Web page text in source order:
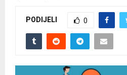
Y
PODIJELI 0